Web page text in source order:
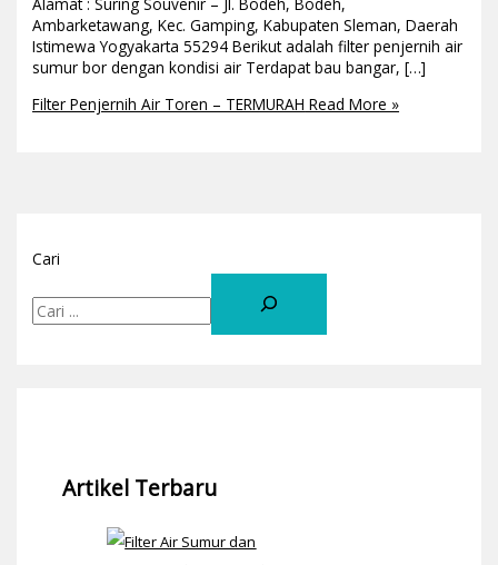
Ambarketawang, Kec. Gamping, Kabupaten Sleman, Daerah
Istimewa Yogyakarta 55294 Berikut adalah filter penjernih air
sumur bor dengan kondisi air Terdapat bau bangar, […]
Filter Penjernih Air Toren – TERMURAH Read More »
Cari
Artikel Terbaru